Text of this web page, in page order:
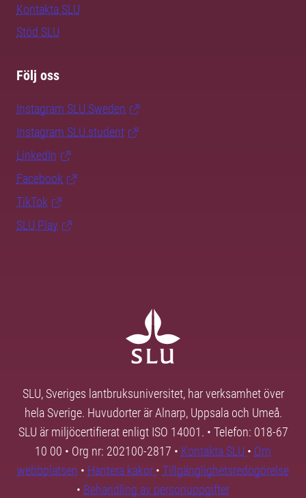
Kontakta SLU
Stöd SLU
Följ oss
Instagram SLU.Sweden
Instagram SLU.student
LinkedIn
Facebook
TikTok
SLU Play
SLU, Sveriges lantbruksuniversitet, har verksamhet över
hela Sverige. Huvudorter är Alnarp, Uppsala och Umeå.
SLU är miljöcertifierat enligt ISO 14001. • Telefon: 018-67
10 00 • Org nr: 202100-2817 • Kontakta SLU • Om
webbplatsen • Hantera kakor • Tillgänglighetsredogörelse
• Behandling av personuppgifter